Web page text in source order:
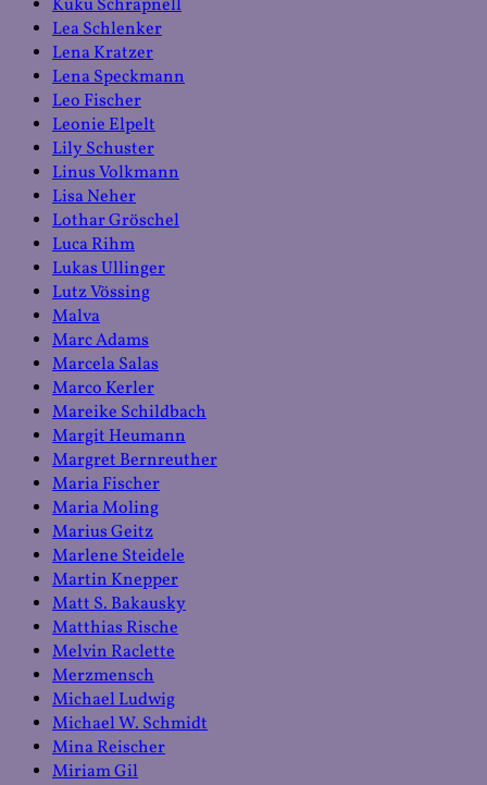
Kuku Schrapnell
Lea Schlenker
Lena Kratzer
Lena Speckmann
Leo Fischer
Leonie Elpelt
Lily Schuster
Linus Volkmann
Lisa Neher
Lothar Gröschel
Luca Rihm
Lukas Ullinger
Lutz Vössing
Malva
Marc Adams
Marcela Salas
Marco Kerler
Mareike Schildbach
Margit Heumann
Margret Bernreuther
Maria Fischer
Maria Moling
Marius Geitz
Marlene Steidele
Martin Knepper
Matt S. Bakausky
Matthias Rische
Melvin Raclette
Merzmensch
Michael Ludwig
Michael W. Schmidt
Mina Reischer
Miriam Gil